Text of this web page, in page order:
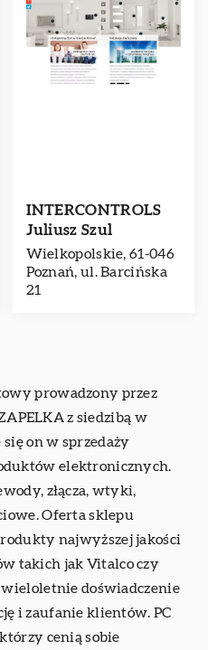
INTERCONTROLS
Juliusz Szul
Wielkopolskie, 61-046
Poznań, ul. Barcińska
21
prowadzony przez
z siedzibą w
się on w sprzedaży
elektronicznych.
złącza, wtyki,
Oferta sklepu
najwyższej jakości
takich jak Vitalco czy
doświadczenie
i zaufanie klientów. PC
cenią sobie